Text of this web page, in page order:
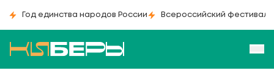
Год единства народов России Всероссийский фестиваль